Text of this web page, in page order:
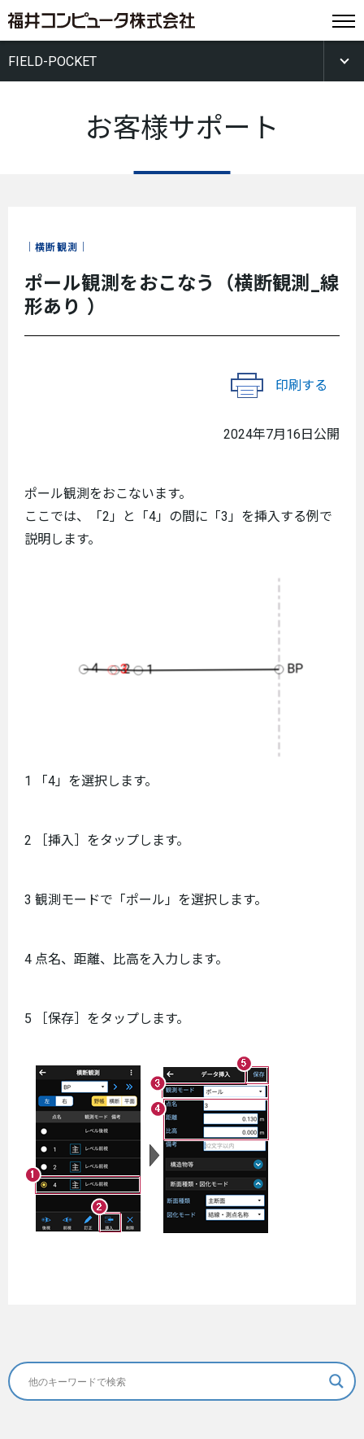
FIELD-POCKET
お客様サポート
横断観測
ポール観測をおこなう（横断観測_線
形あり ）
印刷する
2024年7月16日公開
ポール観測をおこないます。
ここでは、「2」と「4」の間に「3」を挿入する例で
説明します。
1 「4」を選択します。
2 ［挿入］をタップします。
3 観測モードで「ポール」を選択します。
4 点名、距離、比高を入力します。
5 ［保存］をタップします。